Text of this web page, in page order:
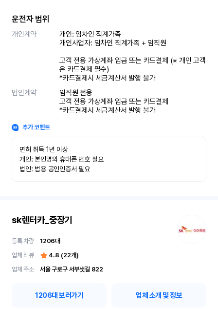
운전자 범위
개인계약
개인: 임차인 직계가족
개인사업자: 임차인 직계가족 + 임직원
고객 전용 가상계좌 입금 또는 카드결제 (※ 개인 고객
은 카드결제 필수)
*카드결제시 세금계산서 발행 불가
법인계약
임직원 전용
고객 전용 가상계좌 입금 또는 카드결제
*카드결제시 세금계산서 발행 불가
추가 코멘트
면허 취득 1년 이상
개인: 본인명의 휴대폰 번호 필요
법인: 범용 공인인증서 필요
sk렌터카_중장기
등록 차량 1206대
업체 리뷰
4.8 (22개)
업체 주소
서울 구로구 서부샛길 822
1206대 보러가기 업체 소개 및 정보